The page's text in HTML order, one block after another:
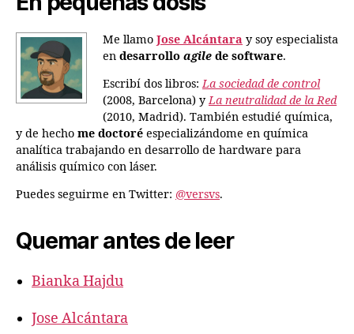
Me llamo Jose Alcántara y soy especialista
en desarrollo agile de software.
Escribí dos libros:La sociedad de control
(2008, Barcelona) yLa neutralidad de la Red
(2010, Madrid). También estudié química,
y de hecho me doctoré especializándome en química
analítica trabajando en desarrollo de hardware para
análisis químico con láser.
Puedes seguirme en Twitter: @versvs.
Quemar antes de leer
Bianka Hajdu
Jose Alcántara